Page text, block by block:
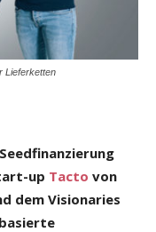
Lieferketten
up Tacto von
dem Visionaries